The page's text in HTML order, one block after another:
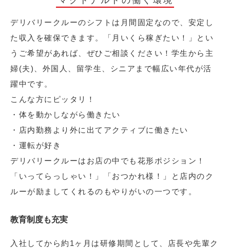
デリバリークルーのシフトは月間固定なので、安定し
た収入を確保できます。「月いくら稼ぎたい！」とい
うご希望があれば、ぜひご相談ください！学生から主
婦(夫)、外国人、留学生、シニアまで幅広い年代が活
躍中です。
こんな方にピッタリ！
・体を動かしながら働きたい
・店内勤務より外に出てアクティブに働きたい
・運転が好き
デリバリークルーはお店の中でも花形ポジション！
「いってらっしゃい！」「おつかれ様！」と店内のク
ルーが励ましてくれるのもやりがいの一つです。
教育制度も充実
入社してから約1ヶ月は研修期間として、店長や先輩ク